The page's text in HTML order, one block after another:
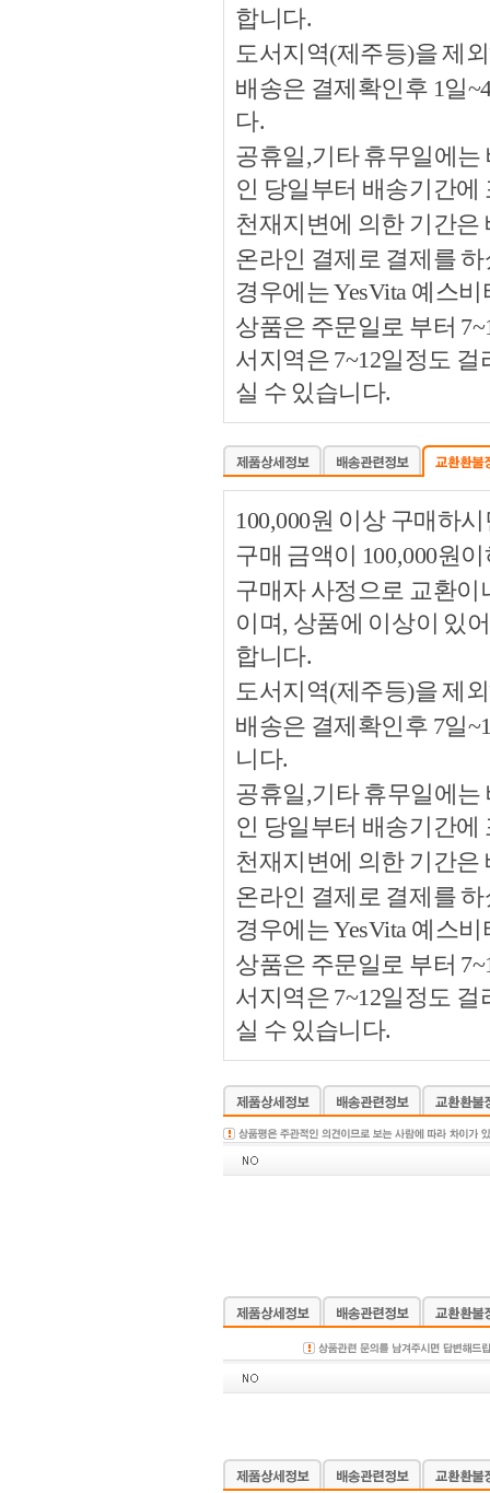
합니다.
도서지역(제주등)을 제
배송은 결제확인후 1일
다.
공휴일,기타 휴무일에
인 당일부터 배송기간에
천재지변에 의한 기간
온라인 결제로 결제를
경우에는 YesVita 예스
상품은 주문일로 부터
서지역은 7~12일정도
실 수 있습니다.
100,000원 이상 구매하
구매 금액이 100,000원
구매자 사정으로 교환이
이며, 상품에 이상이 있
합니다.
도서지역(제주등)을 제
배송은 결제확인후 7일
니다.
공휴일,기타 휴무일에
인 당일부터 배송기간에
천재지변에 의한 기간
온라인 결제로 결제를
경우에는 YesVita 예스
상품은 주문일로 부터
서지역은 7~12일정도
실 수 있습니다.